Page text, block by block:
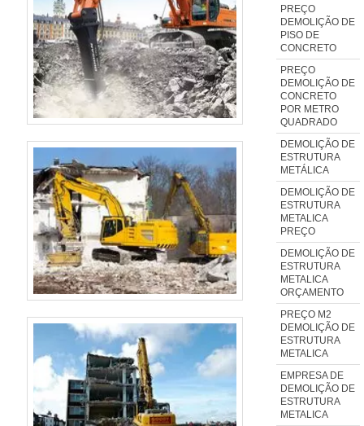
que tenha produtos e serviços
com ótima qualidade e proteção,
características simples mas que
mostram o comprometimento da
empresa com seus clientes.Por
que a companhia é referência
de perfuração em
concretoEquipe multidisciplinar
de consultores
associados;Profissionais com
vasta experiência nas diversas
áreas de atuação;Equipe de alta
qualidade;Escritório de alta
qualidade onde são realizadas as
atividades;Sala de treinamento
com materiais
sofisticados;Equipamentos de
última geração.MAIS
INFORMAÇÕES SOBRE A
EMPRESASomente na Plena
PREÇO
DEMOLIÇÃO DE
PISO DE
CONCRETO
PREÇO
DEMOLIÇÃO DE
CONCRETO
POR METRO
QUADRADO
DEMOLIÇÃO DE
ESTRUTURA
METÁLICA
DEMOLIÇÃO DE
ESTRUTURA
METALICA
PREÇO
DEMOLIÇÃO DE
ESTRUTURA
METALICA
ORÇAMENTO
PREÇO M2
DEMOLIÇÃO DE
ESTRUTURA
METALICA
EMPRESA DE
DEMOLIÇÃO DE
ESTRUTURA
METALICA